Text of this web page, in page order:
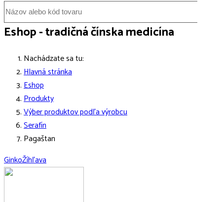
Eshop - tradičná čínska medicína
Nachádzate sa tu:
Hlavná stránka
Eshop
Produkty
Výber produktov podľa výrobcu
Serafín
Pagaštan
GinkoŽíhľava